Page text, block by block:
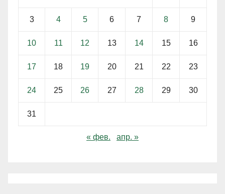
3 4 5 6 7 8 9
10 11 12 13 14 15 16
17 18 19 20 21 22 23
24 25 26 27 28 29 30
31
« фев. апр. »